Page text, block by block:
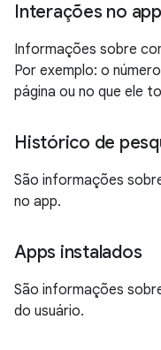
Interações no app
Informações sobre
Por exemplo: o
página ou no que ele
Histórico de
São informações
no app.
Apps instalados
São informações
do usuário.